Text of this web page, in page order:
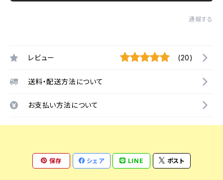
通報する
レビュー (20)
送料・配送方法について
お支払い方法について
保存 シェア LINE ポスト